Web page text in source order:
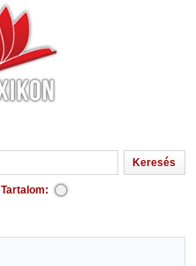
Tartalom: